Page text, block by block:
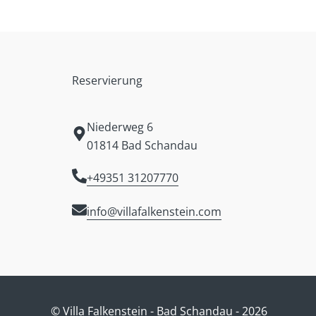
Reservierung
Niederweg 6
01814 Bad Schandau
+49351 31207770
info@villafalkenstein.com
© Villa Falkenstein - Bad Schandau - 2026